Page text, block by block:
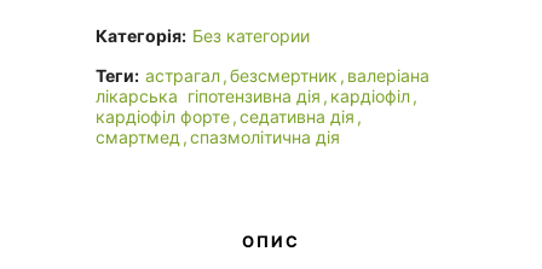
Категорія: Без категории
Теги: астрагал безсмертник валеріана
лікарська гіпотензивна дія кардіофіл
кардіофіл форте седативна дія
смартмед спазмолітична дія
ОПИС